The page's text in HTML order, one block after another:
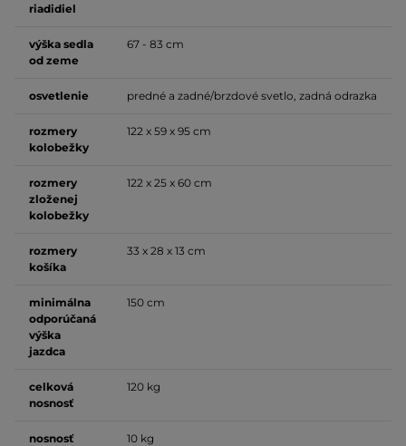
riadidiel
výška sedla
od zeme
67 - 83 cm
osvetlenie predné a zadné/brzdové svetlo, zadná odrazka
rozmery
kolobežky
122 x 59 x 95 cm
rozmery
zloženej
kolobežky
122 x 25 x 60 cm
rozmery
košíka
33 x 28 x 13 cm
minimálna
odporúčaná
výška
jazdca
150 cm
celková
nosnosť
120 kg
nosnosť
10 kg